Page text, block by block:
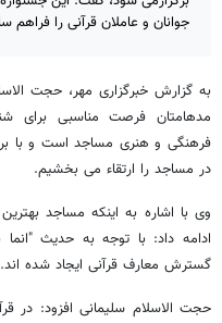
جوانان و عاملان قرآنی را فراهم
به گزارش خبرگزاری مهر، حجت
مدهامتان فرصت مناسبی برای
فرهنگی و هنری مساجد است و با
در مساجد را ارتقاء می بخشیم.
وی با اشاره به اینکه مساجد
ادامه داد: با توجه به حدیث
گسترش معارف قرآنی ایجاد شده اند.
حجت الاسلام سلیمانی افزود: در